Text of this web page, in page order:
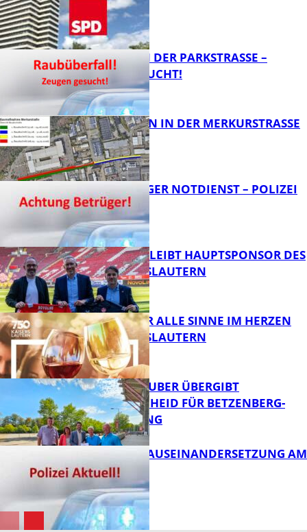
FB News
AUS?
FB News
ÜBERFALL IN DER PARKSTRASSE – Z
EUGEN GESUCHT!
BAUARBEITEN IN DER MERKURSTRASSE
FB News
FRAGWÜRDIGER NOTDIENST – POLIZEI
WARNT
FB News
NOVOLINE BLEIBT HAUPTSPONSOR DES
1. FC KAISERSLAUTERN
FB Kultur
GENÜSSE FÜR ALLE SINNE IM HERZEN
VON KAISERSLAUTERN
MINISTER TEUBER ÜBERGIBT
FÖRDERBESCHEID FÜR BETZENBERG-
ENTWICKLUNG
HANDFESTE AUSEINANDERSETZUNG AM
PFAFFPLATZ